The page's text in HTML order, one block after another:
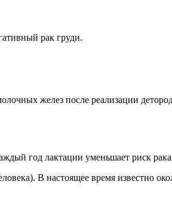
рак груди.
желез после реализации
год лактации уменьшает риск
В настоящее время известно